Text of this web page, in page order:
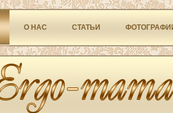
О НАС СТАТЬИ